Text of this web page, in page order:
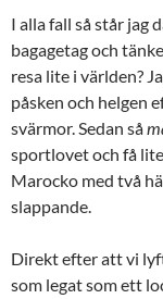
I alla fall så står jag
bagagetag och
resa lite i världen?
påsken och helgen
svärmor. Sedan så
sportlovet och få
Marocko med två
slappande.
Direkt efter att vi
som legat som ett